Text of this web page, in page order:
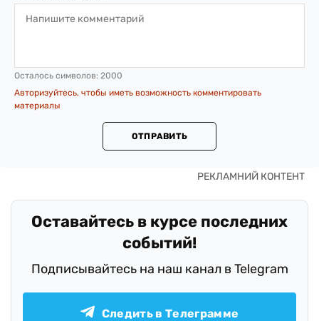
Осталось символов: 2000
Авторизуйтесь, чтобы иметь возможность комментировать
материалы
ОТПРАВИТЬ
Оставайтесь в курсе последних
событий!
Подписывайтесь на наш канал в Telegram
Следить в Телеграмме